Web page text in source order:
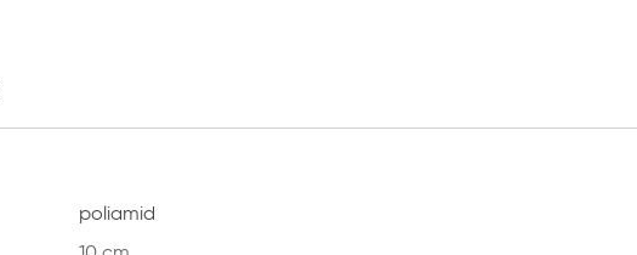
poliamid